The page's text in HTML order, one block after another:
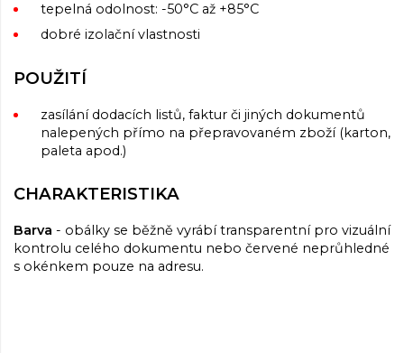
tepelná odolnost: -50°C až +85°C
dobré izolační vlastnosti
POUŽITÍ
zasílání dodacích listů, faktur či jiných dokumentů
nalepených přímo na přepravovaném zboží (karton,
paleta apod.)
CHARAKTERISTIKA
Barva - obálky se běžně vyrábí transparentní pro vizuální
kontrolu celého dokumentu nebo červené neprůhledné
s okénkem pouze na adresu.